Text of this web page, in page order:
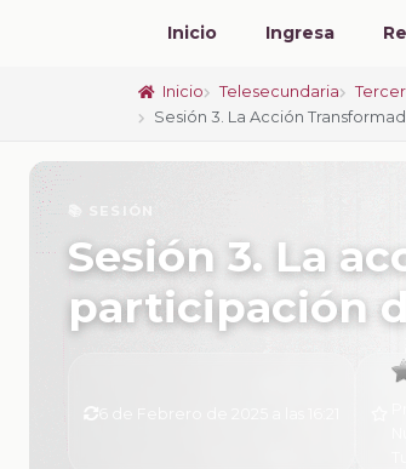
Inicio Ingresa
Inicio Telesecundaria
Sesión 3. La Acción
📚 SESIÓN
Sesión 3. La
participación